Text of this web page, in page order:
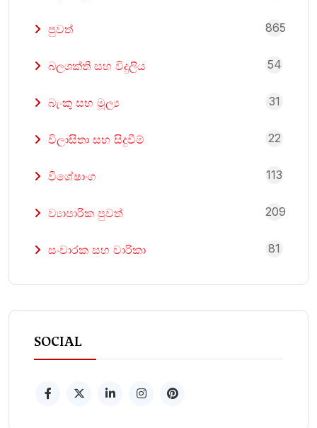
පුවත් 865
බලශක්ති සහ විදුලිය 54
බැංකු සහ මූල්‍ය 31
විලාසිතා සහ සිදුවීම් 22
විශේෂාංග 113
ව්‍යාපාරික පුවත් 209
සංචාරක සහ චාරිකා 81
SOCIAL